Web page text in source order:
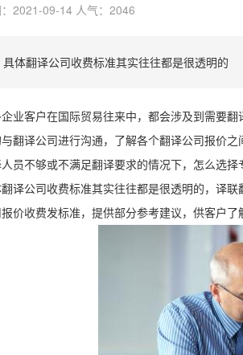
2021-09-14 人气：2046
具体翻译公司收费标准其实往往都是很透明的
业客户在国际贸易往来中，都会涉及到需要
翻译公司进行沟通，了解各个翻译公司报价
员不够或不满足翻译要求的情况下，怎么选择
译公司收费标准其实往往都是很透明的，译
价收费发标准，提供部分参考建议，供客户了